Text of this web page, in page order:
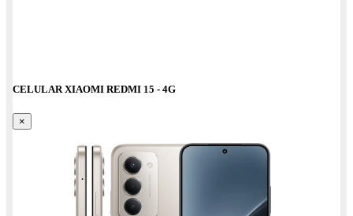
CELULAR XIAOMI REDMI 15 - 4G
×